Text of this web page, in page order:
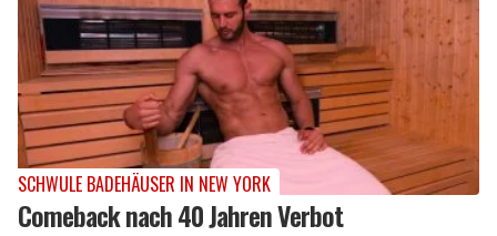
SCHWULE BADEHÄUSER IN NEW YORK
Comeback nach 40 Jahren Verbot